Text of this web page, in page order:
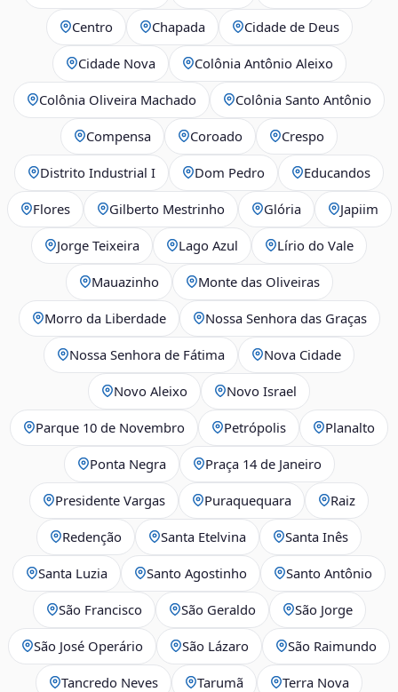
Centro Chapada Cidade de Deus
Cidade Nova Colônia Antônio Aleixo
Colônia Oliveira Machado Colônia Santo Antônio
Compensa Coroado Crespo
Distrito Industrial I Dom Pedro Educandos
Flores Gilberto Mestrinho Glória Japiim
Jorge Teixeira Lago Azul Lírio do Vale
Mauazinho Monte das Oliveiras
Morro da Liberdade Nossa Senhora das Graças
Nossa Senhora de Fátima Nova Cidade
Novo Aleixo Novo Israel
Parque 10 de Novembro Petrópolis Planalto
Ponta Negra Praça 14 de Janeiro
Presidente Vargas Puraquequara Raiz
Redenção Santa Etelvina Santa Inês
Santa Luzia Santo Agostinho Santo Antônio
São Francisco São Geraldo São Jorge
São José Operário São Lázaro São Raimundo
Tancredo Neves Tarumã Terra Nova